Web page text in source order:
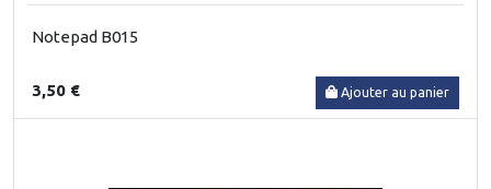
Notepad B015
3,50 € Ajouter au panier